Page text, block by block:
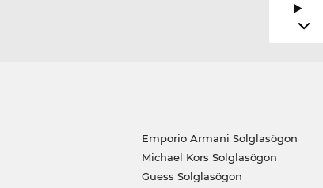
Emporio Armani Solglasögon
Michael Kors Solglasögon
Guess Solglasögon